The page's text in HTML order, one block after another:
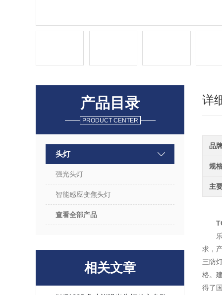
产品目录
PRODUCT CENTER
头灯
强光头灯
智能感应变焦头灯
查看全部产品
相关文章
详
品
规
主
求，
三防
格。
得了